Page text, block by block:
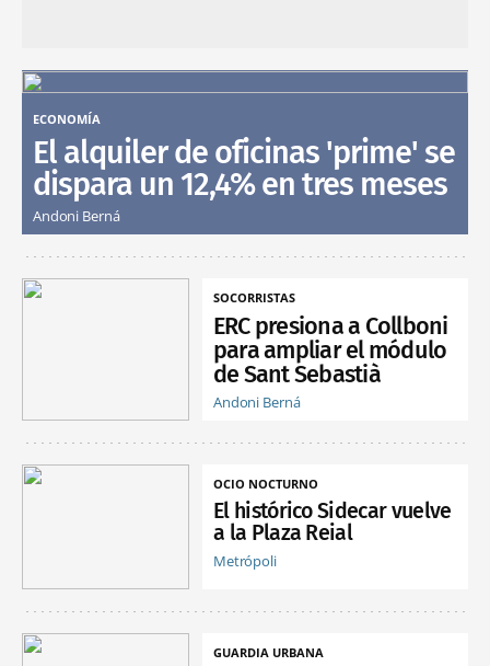
ECONOMÍA
El alquiler de oficinas 'prime' se
dispara un 12,4% en tres meses
Andoni Berná
SOCORRISTAS
ERC presiona a Collboni
para ampliar el módulo
de Sant Sebastià
Andoni Berná
OCIO NOCTURNO
El histórico Sidecar vuelve
a la Plaza Reial
Metrópoli
GUARDIA URBANA